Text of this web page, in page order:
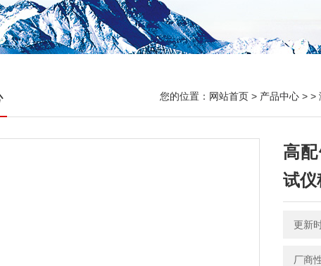
您的位置： 网站首页 > 产品中心 > >
高
试仪
更新
厂商